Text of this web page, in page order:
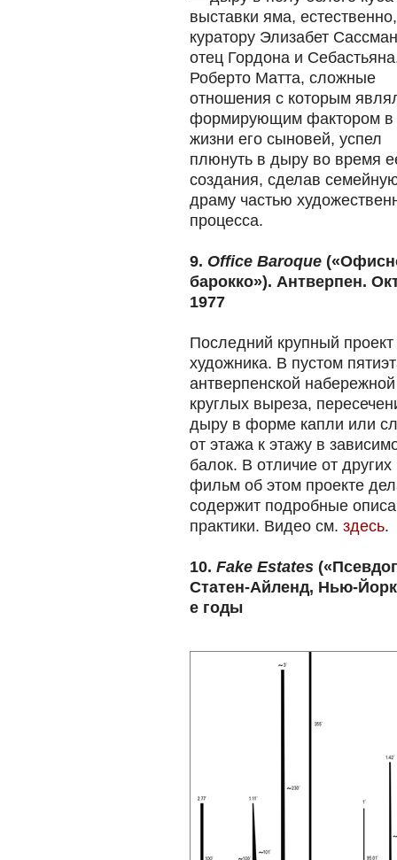
выставки яма,
куратору Элизабет
отец Гордона и
Роберто Матта, сложные
отношения с которым
формирующим фактором в
жизни его сыновей, успел
плюнуть в дыру во время
создания, сделав
драму частью
процесса.
9. Office Baroque
барокко»). Антверпен.
1977
Последний крупный проект
художника. В пустом
антверпенской
круглых выреза,
дыру в форме капли или
от этажа к этажу в
балок. В отличие от
фильм об этом проекте
содержит подробные
практики. Видео см. здесь.
10. Fake Estates
Статен-Айленд, Нью-
е годы